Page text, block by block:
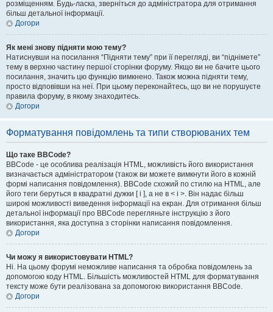
розміщенням. Будь-ласка, зверніться до адміністратора для отримання
більш детальної інформації.
Догори
Як мені знову підняти мою тему?
Натиснувши на посилання “Підняти тему” при її перегляді, ви “піднімете”
тему в верхню частину першої сторінки форуму. Якщо ви не бачите цього
посилання, значить цю функцію вимкнено. Також можна підняти тему,
просто відповівши на неї. При цьому переконайтесь, що ви не порушуєте
правила форуму, в якому знаходитесь.
Догори
Форматування повідомлень та типи створюваних тем
Що таке BBCode?
BBCode - це особлива реалізація HTML, можливість його використання
визначається адміністратором (також ви можете вимкнути його в кожній
формі написання повідомлення). BBCode схожий по стилю на HTML, але
його теги беруться в квадратні дужки [ і ], а не в < і >. Він надає більш
широкі можливості виведення інформації на екран. Для отримання більш
детальної інформації про BBCode перегляньте інструкцію з його
використання, яка доступна з сторінки написання повідомлення.
Догори
Чи можу я використовувати HTML?
Ні. На цьому форумі неможливе написання та обробка повідомлень за
допомогою коду HTML. Більшість можливостей HTML для форматування
тексту може бути реалізована за допомогою використання BBCode.
Догори